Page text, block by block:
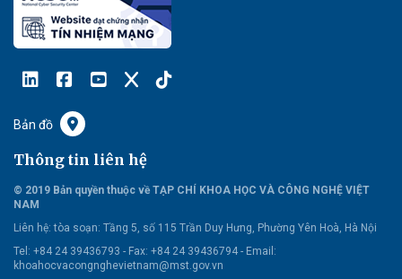
Bản đồ
Thông tin liên hệ
© 2019 Bản quyền thuộc về TẠP CHÍ KHOA HỌC VÀ CÔNG NGHỆ VIỆT
NAM
Liên hệ: tòa soạn: Tầng 5, số 115 Trần Duy Hưng, Phường Yên Hoà, Hà Nội
Tel: +84 24 39436793 - Fax: +84 24 39436794 - Email:
khoahocvacongnghevietnam@mst.gov.vn